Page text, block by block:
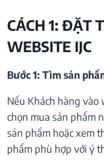
CÁCH 1: ĐẶT
WEBSITE IJC
Bước 1: Tìm sản
Nếu Khách hàng vào
chọn mua sản phẩm
sản phẩm hoặc xem
phẩm phù hợp với ý